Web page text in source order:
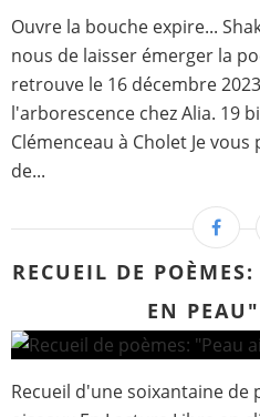
Ouvre la bouche expire...
nous de laisser émerger la
retrouve le 16 décembre
l'arborescence chez Alia. 19
Clémenceau à Cholet Je
de...
RECUEIL DE
EN
Recueil d'une soixantaine de